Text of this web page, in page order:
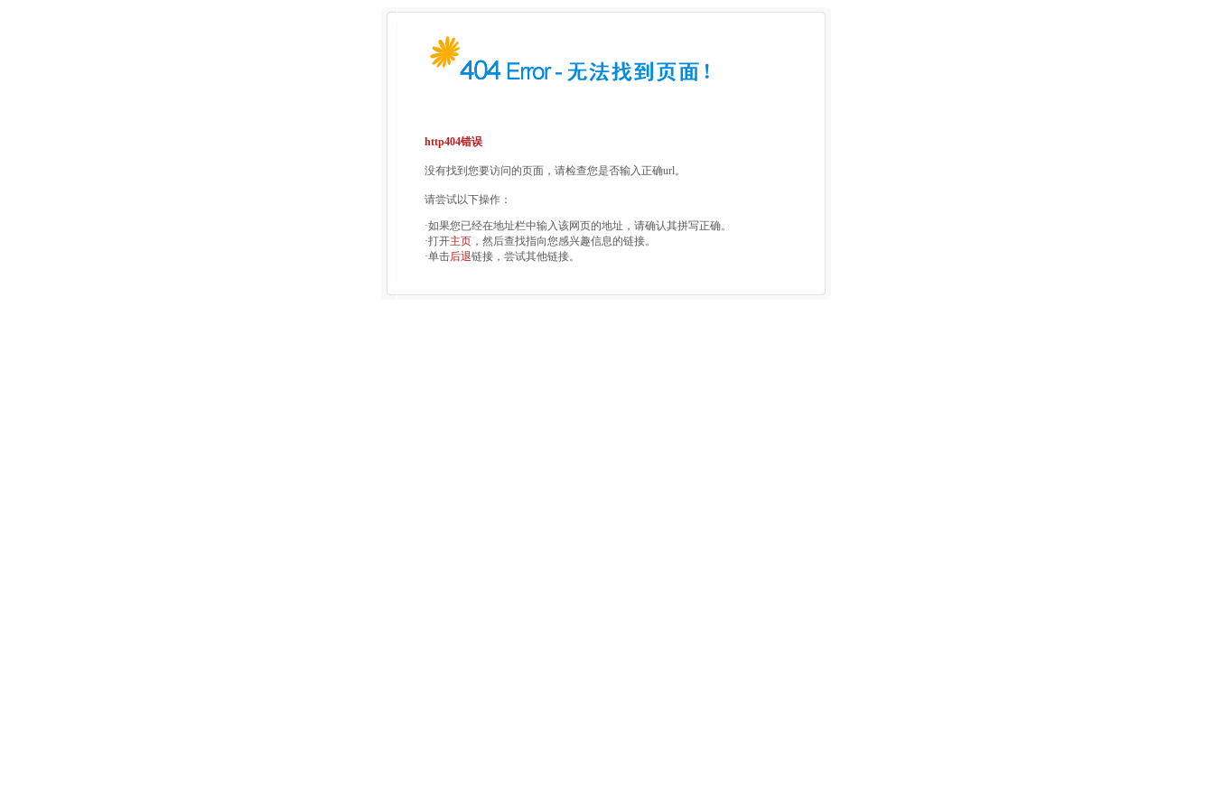
http404错误
没有找到您要访问的页面，请检查您是否输入正确url。
请尝试以下操作：
·如果您已经在地址栏中输入该网页的地址，请确认其拼写正确。
·打开主页 ，然后查找指向您感兴趣信息的链接。
·单击后退链接，尝试其他链接。